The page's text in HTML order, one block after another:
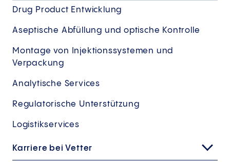
Drug Product Entwicklung
Aseptische Abfüllung und optische Kontrolle
Montage von Injektionssystemen und
Verpackung
Analytische Services
Regulatorische Unterstützung
Logistikservices
Karriere bei Vetter